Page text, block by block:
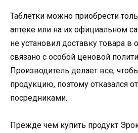
Таблетки можно приобрести
аптеке или на их официальном
не установил доставку товара в
связано с особой ценовой
Производитель делает все,
продукцию, поэтому отказался
посредниками.
Прежде чем купить продукт